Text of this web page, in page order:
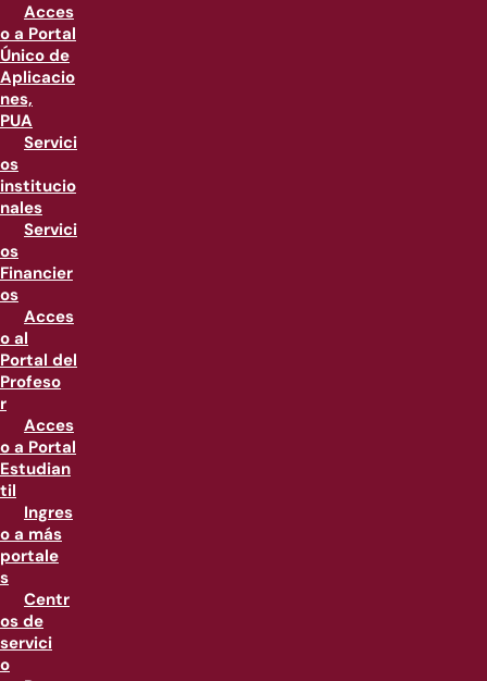
Acces
o a Portal
Único de
Aplicacio
nes,
PUA
Servici
os
institucio
nales
Servici
os
Financier
os
Acces
o al
Portal del
Profeso
r
Acces
o a Portal
Estudian
til
Ingres
o a más
portale
s
Centr
os de
servici
o